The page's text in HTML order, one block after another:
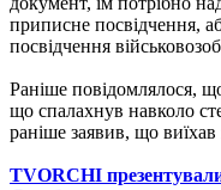
приписне посвідчення,
посвідчення
Раніше повідомлялося,
що спалахнув навколо
раніше заявив, що виїхав
TVORCHI